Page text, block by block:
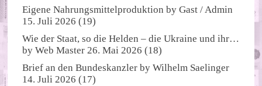
Eigene Nahrungsmittelproduktion byGast / Admin
15. Juli 2026 (19)
Wie der Staat, so die Helden – die Ukraine und ihr…
byWeb Master 26. Mai 2026 (18)
Brief an den Bundeskanzler byWilhelm Saelinger
14. Juli 2026 (17)